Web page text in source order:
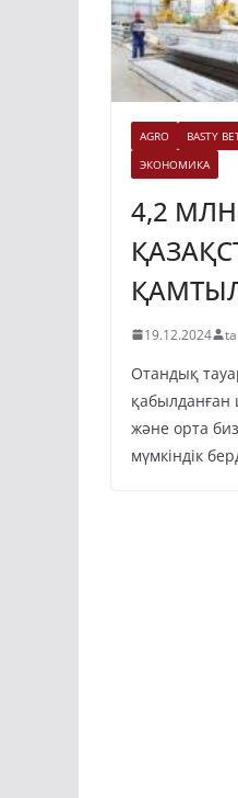
AGRO BASTY
ЭКОНОМИКА
4,2
19.12.2024
Отандық
және орта
мүмкіндік